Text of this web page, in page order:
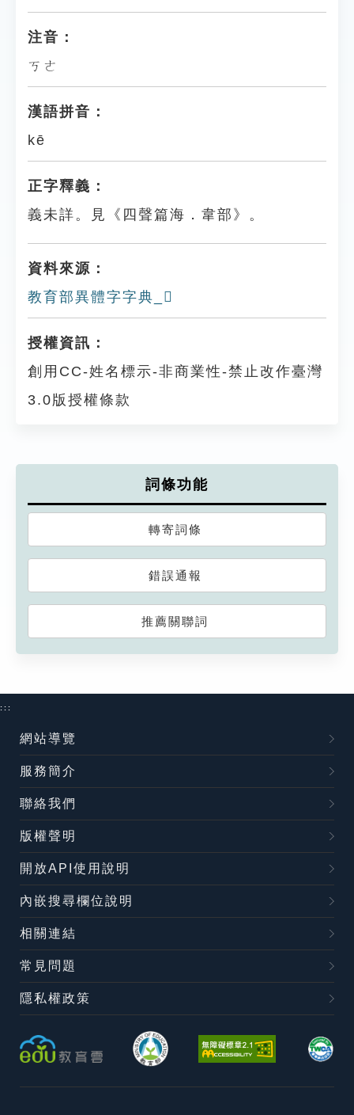
注音：
ㄎㄜ
漢語拼音：
kē
正字釋義：
義未詳。見《四聲篇海．韋部》。
資料來源：
教育部異體字字典_𩏭
授權資訊：
創用CC-姓名標示-非商業性-禁止改作臺灣
3.0版授權條款
詞條功能
轉寄詞條
錯誤通報
推薦關聯詞
:::
網站導覽
服務簡介
聯絡我們
版權聲明
開放API使用說明
內嵌搜尋欄位說明
相關連結
常見問題
隱私權政策